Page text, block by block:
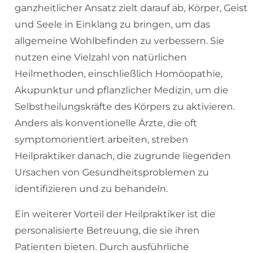
ganzheitlicher Ansatz zielt darauf ab, Körper, Geist
und Seele in Einklang zu bringen, um das
allgemeine Wohlbefinden zu verbessern. Sie
nutzen eine Vielzahl von natürlichen
Heilmethoden, einschließlich Homöopathie,
Akupunktur und pflanzlicher Medizin, um die
Selbstheilungskräfte des Körpers zu aktivieren.
Anders als konventionelle Ärzte, die oft
symptomorientiert arbeiten, streben
Heilpraktiker danach, die zugrunde liegenden
Ursachen von Gesundheitsproblemen zu
identifizieren und zu behandeln.
Ein weiterer Vorteil der Heilpraktiker ist die
personalisierte Betreuung, die sie ihren
Patienten bieten. Durch ausführliche